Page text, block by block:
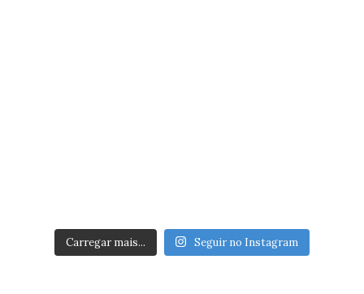
Carregar mais... Seguir no Instagram